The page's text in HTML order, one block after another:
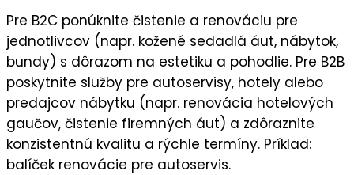
Pre B2C ponúknite čistenie a renováciu pre
jednotlivcov (napr. kožené sedadlá áut, nábytok,
bundy) s dôrazom na estetiku a pohodlie. Pre B2B
poskytnite služby pre autoservisy, hotely alebo
predajcov nábytku (napr. renovácia hotelových
gaučov, čistenie firemných áut) a zdôraznite
konzistentnú kvalitu a rýchle termíny. Príklad:
balíček renovácie pre autoservis.